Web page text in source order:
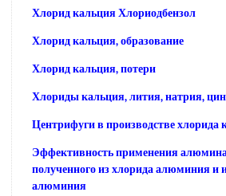
Хлорид кальция Хлориодбензол
Хлорид кальция, образование
Хлорид кальция, потери
Хлориды кальция, лития, натрия,
Центрифуги в производстве хлорида
Эффективность применения
полученного из хлорида алюминия и
алюминия